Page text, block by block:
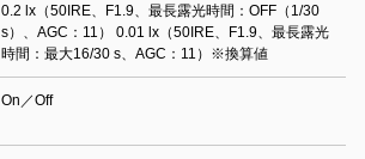
0.2 lx（50IRE、F1.9、最長露光時間：OFF（1/30
s）、AGC：11） 0.01 lx（50IRE、F1.9、最長露光
時間：最大16/30 s、AGC：11）※換算値
On／Off